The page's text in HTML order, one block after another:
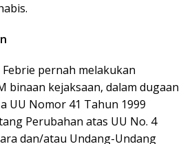
Febrie pernah melakukan
binaan kejaksaan, dalam dugaan
UU Nomor 41 Tahun 1999
Perubahan atas UU No. 4
dan/atau Undang-Undang